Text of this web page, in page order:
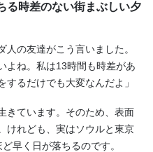
る時差のない街まぶしい夕
の友達がこう言いました。
よね。私は13時間も時差があ
るだけでも大変なんだよ」
きています。そのため、表面
けれども、実はソウルと東京
早く日が落ちるのです。